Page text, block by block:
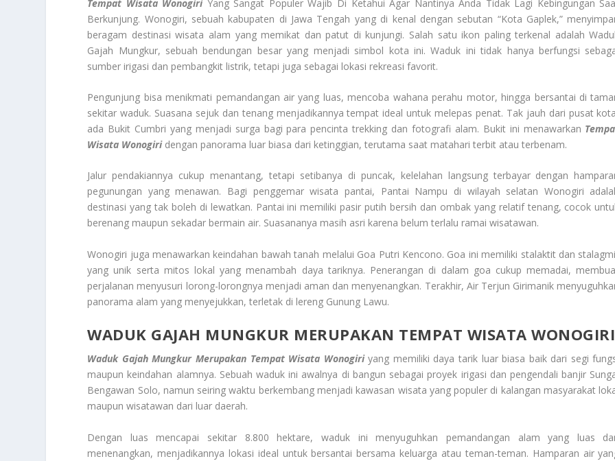
Tempat Wisata WonogiriYang Sangat Populer Wajib Di Ketahui Agar Nantinya Anda Tidak Lagi Kebingungan
Berkunjung. Wonogiri, sebuah kabupaten di Jawa Tengah yang di kenal dengan sebutan “Kota Gaplek,”
beragam destinasi wisata alam yang memikat dan patut di kunjungi. Salah satu ikon paling terkenal adalah
Gajah Mungkur, sebuah bendungan besar yang menjadi simbol kota ini. Waduk ini tidak hanya berfungsi
sumber irigasi dan pembangkit listrik, tetapi juga sebagai lokasi rekreasi favorit.
Pengunjung bisa menikmati pemandangan air yang luas, mencoba wahana perahu motor, hingga bersantai di
sekitar waduk. Suasana sejuk dan tenang menjadikannya tempat ideal untuk melepas penat. Tak jauh dari pusat
ada Bukit Cumbri yang menjadi surga bagi para pencinta trekking dan fotografi alam. Bukit ini menawarkan
Wisata Wonogiridengan panorama luar biasa dari ketinggian, terutama saat matahari terbit atau terbenam.
Jalur pendakiannya cukup menantang, tetapi setibanya di puncak, kelelahan langsung terbayar dengan
pegunungan yang menawan. Bagi penggemar wisata pantai, Pantai Nampu di wilayah selatan Wonogiri
destinasi yang tak boleh di lewatkan. Pantai ini memiliki pasir putih bersih dan ombak yang relatif tenang, cocok
berenang maupun sekadar bermain air. Suasananya masih asri karena belum terlalu ramai wisatawan.
Wonogiri juga menawarkan keindahan bawah tanah melalui Goa Putri Kencono. Goa ini memiliki stalaktit dan
yang unik serta mitos lokal yang menambah daya tariknya. Penerangan di dalam goa cukup memadai,
perjalanan menyusuri lorong-lorongnya menjadi aman dan menyenangkan. Terakhir, Air Terjun Girimanik
panorama alam yang menyejukkan, terletak di lereng Gunung Lawu.
WADUK GAJAH MUNGKUR MERUPAKAN TEMPAT WISATA WONOGIRI
Waduk Gajah Mungkur Merupakan Tempat Wisata Wonogiriyang memiliki daya tarik luar biasa baik dari segi
maupun keindahan alamnya. Sebuah waduk ini awalnya di bangun sebagai proyek irigasi dan pengendali banjir
Bengawan Solo, namun seiring waktu berkembang menjadi kawasan wisata yang populer di kalangan masyarakat
maupun wisatawan dari luar daerah.
Dengan luas mencapai sekitar 8.800 hektare, waduk ini menyuguhkan pemandangan alam yang luas
menenangkan, menjadikannya lokasi ideal untuk bersantai bersama keluarga atau teman-teman. Hamparan air